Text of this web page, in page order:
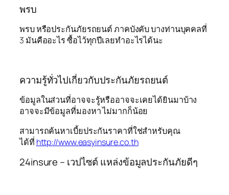
พรบ
พรบ หรือประกันภัยรถยนต์ ภาคบังคับ บางท่านบุคคลที่
3 มันคืออะไร ซื้อไว้ทุกปีเลยทำอะไรได้นะ
ความรู้ทั่วไปเกี่ยวกับประกันภัยรถยนต์
ข้อมูลในส่วนที่อาจจะรู้หรืออาจจะเคยได้ยินมาบ้าง
อาจจะมีข้อมูลที่มองหา ไม่มากก็น้อย
สามารถค้นหาเบี้ยประกันราคาที่ใช่สำหรับคุณ
ได้ที่ http://www.easyinsure.co.th
24insure – เวปไซต์ แหล่งข้อมูลประกันภัยดีๆ